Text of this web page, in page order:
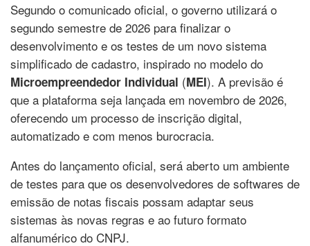
Segundo o comunicado oficial, o governo utilizará o
segundo semestre de 2026 para finalizar o
desenvolvimento e os testes de um novo sistema
simplificado de cadastro, inspirado no modelo do
Microempreendedor Individual (MEI). A previsão é
que a plataforma seja lançada em novembro de 2026,
oferecendo um processo de inscrição digital,
automatizado e com menos burocracia.
Antes do lançamento oficial, será aberto um ambiente
de testes para que os desenvolvedores de softwares de
emissão de notas fiscais possam adaptar seus
sistemas às novas regras e ao futuro formato
alfanumérico do CNPJ.